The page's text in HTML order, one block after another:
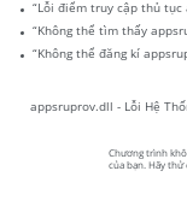
“Lỗi điểm truy cập thủ
“Không thể tìm thấy
“Không thể đăng kí
appsruprov.dll - Lỗi Hệ
Chương trình
của bạn. Hãy thử